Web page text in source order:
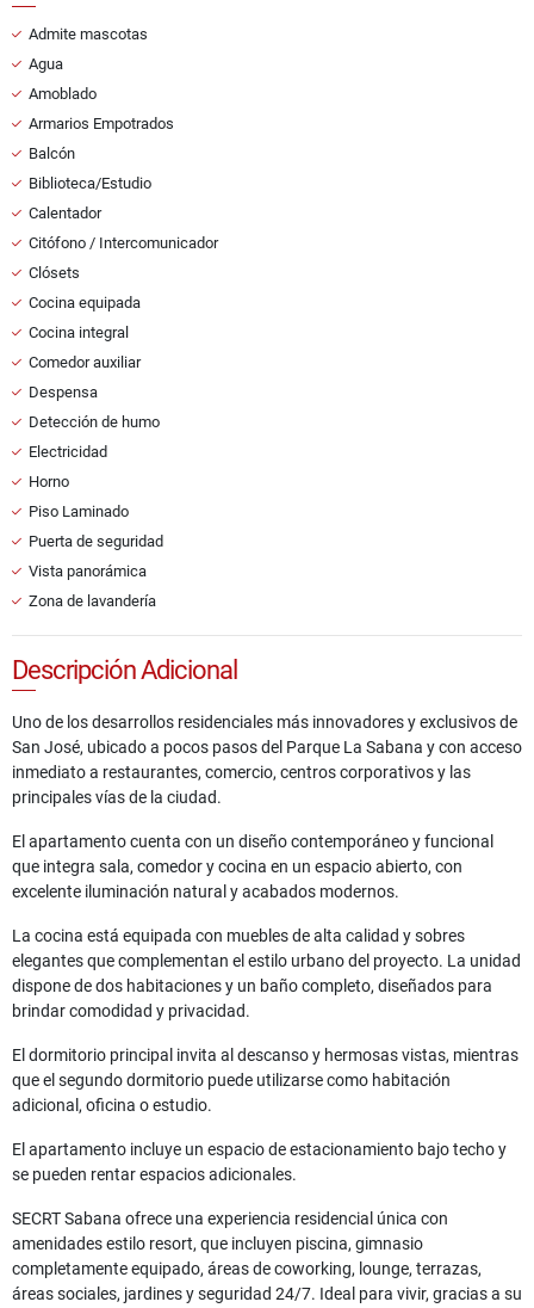
Admite mascotas
Agua
Amoblado
Armarios Empotrados
Balcón
Biblioteca/Estudio
Calentador
Citófono / Intercomunicador
Clósets
Cocina equipada
Cocina integral
Comedor auxiliar
Despensa
Detección de humo
Electricidad
Horno
Piso Laminado
Puerta de seguridad
Vista panorámica
Zona de lavandería
Descripción Adicional
Uno de los desarrollos residenciales más innovadores y exclusivos de
San José, ubicado a pocos pasos del Parque La Sabana y con acceso
inmediato a restaurantes, comercio, centros corporativos y las
principales vías de la ciudad.
El apartamento cuenta con un diseño contemporáneo y funcional
que integra sala, comedor y cocina en un espacio abierto, con
excelente iluminación natural y acabados modernos.
La cocina está equipada con muebles de alta calidad y sobres
elegantes que complementan el estilo urbano del proyecto. La unidad
dispone de dos habitaciones y un baño completo, diseñados para
brindar comodidad y privacidad.
El dormitorio principal invita al descanso y hermosas vistas, mientras
que el segundo dormitorio puede utilizarse como habitación
adicional, oficina o estudio.
El apartamento incluye un espacio de estacionamiento bajo techo y
se pueden rentar espacios adicionales.
SECRT Sabana ofrece una experiencia residencial única con
amenidades estilo resort, que incluyen piscina, gimnasio
completamente equipado, áreas de coworking, lounge, terrazas,
áreas sociales, jardines y seguridad 24/7. Ideal para vivir, gracias a su